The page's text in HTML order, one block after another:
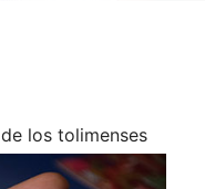
los tolimenses